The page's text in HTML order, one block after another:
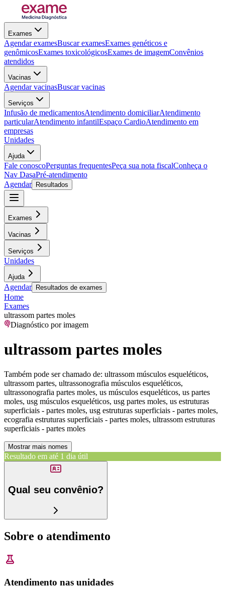
Exames
Agendar examesBuscar examesExames genéticos e
genômicosExames toxicológicosExames de imagemConvênios
atendidos
Vacinas
Agendar vacinasBuscar vacinas
Serviços
Infusão de medicamentosAtendimento domiciliarAtendimento
particularAtendimento infantilEspaço CardioAtendimento em
empresas
Unidades
Ajuda
Fale conoscoPerguntas frequentesPeça sua nota fiscalConheça o
Nav DasaPré-atendimento
Agendar
Resultados
Exames
Vacinas
Serviços
Unidades
Ajuda
Agendar Resultados de exames
Home
Exames
ultrassom partes moles
Diagnóstico por imagem
ultrassom partes moles
Também pode ser chamado de: ultrassom músculos esqueléticos,
ultrassom partes, ultrassonografia músculos esqueléticos,
ultrassonografia partes moles, us músculos esqueléticos, us partes
moles, usg músculos esqueléticos, usg partes moles, us estruturas
superficiais - partes moles, usg estruturas superficiais - partes moles,
ecografia estruturas superficiais - partes moles, ultrassom estruturas
superficiais - partes moles
Mostrar mais nomes
Resultado em até 1 dia útil
Qual seu convênio?
Sobre o atendimento
Atendimento nas unidades